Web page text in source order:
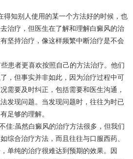
知别人使用的某一个方法好的时候，也
治疗，但医生在了解和理解白癜风的治
坚持治疗，像这样频繁中断治疗是不会
者更喜欢按照自己的方法治疗。他们
，但事实并非如此，因为治疗过程中可
需要及时纠正，包括需要和医生沟通，
发现问题。当发现问题时，往往为时已
足够的理解。
:虽然白癜风的治疗方法很多，但我们
综合治疗方法，而且往往与口服西药、
单纯的治疗很难达到预期的效果。因